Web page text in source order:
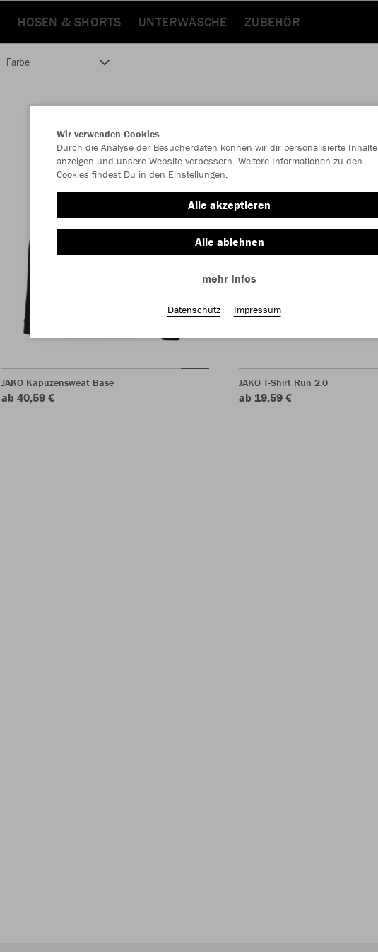
HOSEN & SHORTS UNTERWÄSCHE ZUBEHÖR
Farbe
JAKO Kapuzensweat Base
ab 40,59 €
JAKO T-Shirt Run 2.0
ab 19,59 €
Wir verwenden Cookies
Durch die Analyse der Besucherdaten können wir dir personalisierte Inhalte
anzeigen und unsere Website verbessern. Weitere Informationen zu den
Cookies findest Du in den Einstellungen.
Alle akzeptieren
Alle ablehnen
mehr Infos
Datenschutz Impressum